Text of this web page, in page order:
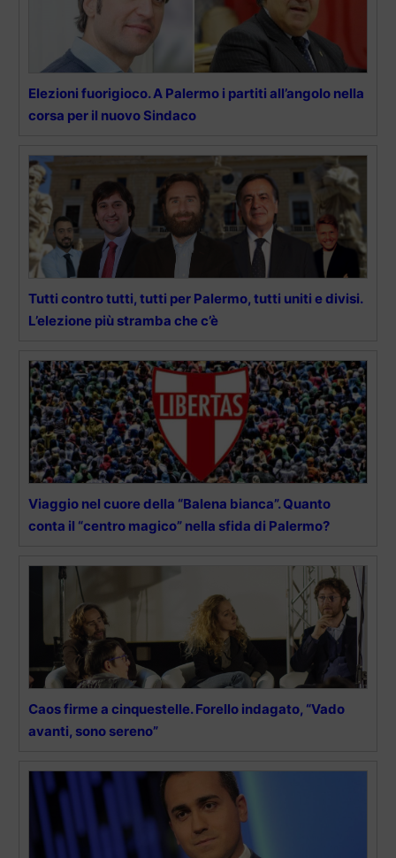
Elezioni fuorigioco. A Palermo i partiti all’angolo nella
corsa per il nuovo Sindaco
Tutti contro tutti, tutti per Palermo, tutti uniti e divisi.
L’elezione più stramba che c’è
Viaggio nel cuore della “Balena bianca”. Quanto
conta il “centro magico” nella sfida di Palermo?
Caos firme a cinquestelle. Forello indagato, “Vado
avanti, sono sereno”